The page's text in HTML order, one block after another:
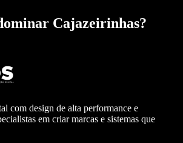
Cajazeirinhas?
com design de alta performance e
em criar marcas e sistemas que